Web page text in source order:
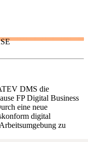
DMS die
FP Digital Business
eine neue
digital
zu